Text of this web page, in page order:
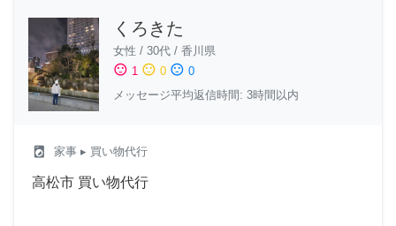
くろきた
女性 / 30代 / 香川県
sentiment_satisfied 1 sentiment_neutral 0 sentiment_dissatisfied 0
メッセージ平均返信時間: 3時間以内
local_laundry_service 家事 ▸ 買い物代行
高松市 買い物代行